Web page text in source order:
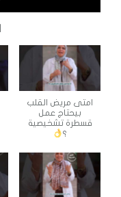
امتى مريض القلب
بيحتاج عمل
قسطرة تشخيصية
؟